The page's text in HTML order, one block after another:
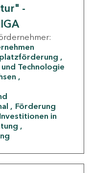
-
Technologie
Förderung
Investitionen in